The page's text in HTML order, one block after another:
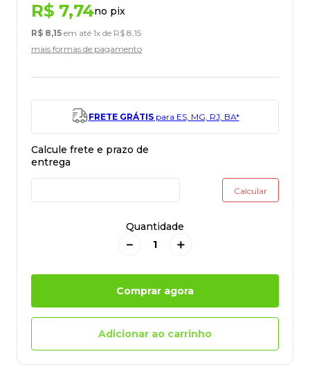
R$ 7,74no pix
R$ 8,15 em até 1x de R$ 8,15
mais formas de pagamento
FRETE GRÁTISpara ES, MG, RJ, BA*
Quantidade
＋
－
Comprar agora
Adicionar ao carrinho